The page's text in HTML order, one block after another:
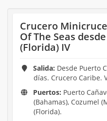
Crucero
Of The Seas
(Florida) IV
Salida: Desde Puerto
días. Crucero Caribe.
Puertos: Puerto
(Bahamas), Cozumel
(Florida).